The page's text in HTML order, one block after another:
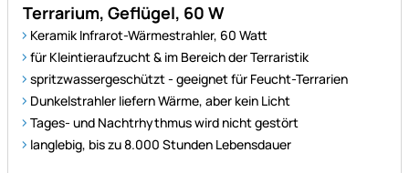
Terrarium, Geflügel, 60 W
Keramik Infrarot-Wärmestrahler, 60 Watt
für Kleintieraufzucht & im Bereich der Terraristik
spritzwassergeschützt - geeignet für Feucht-Terrarien
Dunkelstrahler liefern Wärme, aber kein Licht
Tages- und Nachtrhythmus wird nicht gestört
langlebig, bis zu 8.000 Stunden Lebensdauer